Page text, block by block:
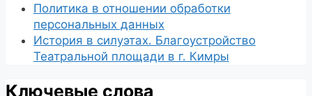
Политика в отношении обработки
персональных данных
История в силуэтах. Благоустройство
Театральной площади в г. Кимры
Ключевые слова